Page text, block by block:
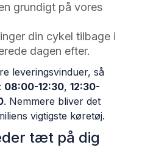
grundigt på vores
din cykel tilbage i
dagen efter.
leveringsvinduer, så
08:00-12:30, 12:30-
. Nemmere bliver det
vigtigste køretøj.
tæt på dig